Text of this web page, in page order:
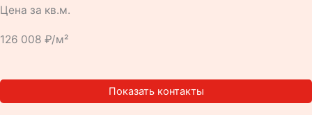
Цена за кв.м.
126 008 ₽/м²
Показать контакты